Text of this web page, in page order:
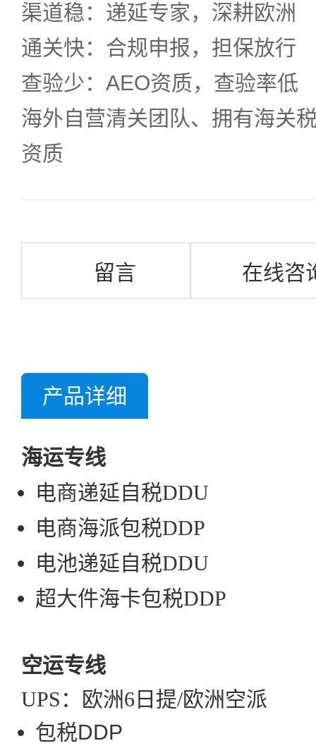
渠道稳：递延专家，深耕欧洲
通关快：合规申报，担保放行
查验少：AEO资质，查验率低
海外自营清关团队、拥有海关
资质
留言 在线咨
产品详细
海运专线
电商递延自税DDU
电商海派包税DDP
电池递延自税DDU
超大件海卡包税DDP
空运专线
UPS：欧洲6日提/欧洲空派
包税DDP